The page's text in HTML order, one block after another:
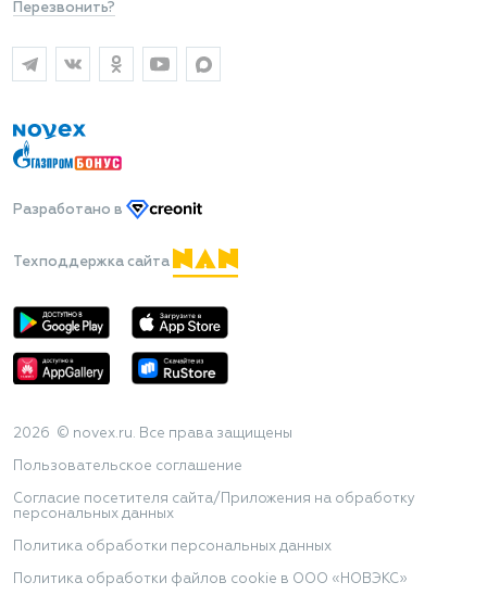
Перезвонить?
Разработано в
Техподдержка сайта
2026 © novex.ru. Все права защищены
Пользовательское соглашение
Согласие посетителя сайта/Приложения на обработку
персональных данных
Политика обработки персональных данных
Политика обработки файлов cookie в ООО «НОВЭКС»